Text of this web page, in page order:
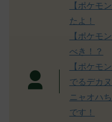
【ポケモ
たよ！
【ポケモ
べき！？
【ポケモ
でるデカ
ニャオハ
です！